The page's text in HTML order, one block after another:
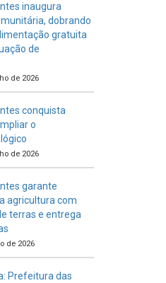
inaugura
dobrando
gratuita
de
de 2026
conquista
o
de 2026
garante
agricultura com
terras e entrega
de 2026
Prefeitura das